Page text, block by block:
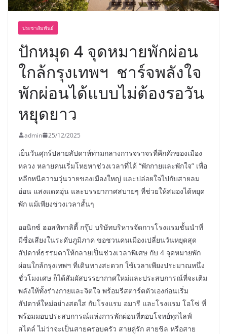
ประชาสัมพันธ์
ปักหมุด 4 จุดหมายพักผ่อน
ใกล้กรุงเทพฯ ชาร์จพลังใจ
พักผ่อนได้แบบไม่ต้องรอวัน
หยุดยาว
admin 25/12/2025
เย็นวันศุกร์ปลายสัปดาห์ท่ามกลางการจราจรที่คึกคักของเมือง
หลวง หลายคนเริ่มโหยหาช่วงเวลาที่ได้ “พักกายและพักใจ” เพื่อ
หลีกหนีความวุ่นวายของเมืองใหญ่ และปล่อยใจไปกับสายลม
อ่อน แสงแดดอุ่น และบรรยากาศสบายๆ ที่ช่วยให้สมองได้หยุด
พัก แม้เพียงช่วงเวลาสั้นๆ
ออนิกซ์ ฮอสพิทาลิตี้ กรุ๊ป บริษัทบริหารจัดการโรงแรมชั้นนำที่
มีชื่อเสียงในระดับภูมิภาค ขอชวนคนเมืองเปลี่ยนวันหยุดสุด
สัปดาห์ธรรมดาให้กลายเป็นช่วงเวลาพิเศษ กับ 4 จุดหมายพัก
ผ่อนใกล้กรุงเทพฯ ที่เดินทางสะดวก ใช้เวลาเพียงประมาณหนึ่ง
ชั่วโมงเศษ ก็ได้สัมผัสบรรยากาศใหม่และประสบการณ์ที่จะเติม
พลังให้ทั้งร่างกายและจิตใจ พร้อมรีสตาร์ตตัวเองก่อนเริ่ม
สัปดาห์ใหม่อย่างสดใส กับโรงแรม อมารี และโรงแรม โอโซ่ ที่
พร้อมมอบประสบการณ์แห่งการพักผ่อนที่ตอบโจทย์ทุกไลฟ์
สไตล์ ไม่ว่าจะเป็นสายครอบครัว สายคู่รัก สายชิล หรือสาย